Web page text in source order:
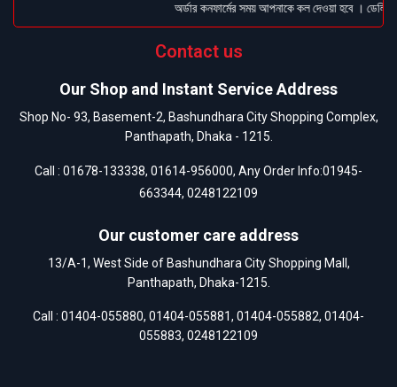
অর্ডার কনফার্মের সময় আপনাকে কল দেওয়া হবে ।
Contact us
Our Shop and Instant Service Address
Shop No- 93, Basement-2, Bashundhara City Shopping Complex,
Panthapath, Dhaka - 1215.
Call : 01678-133338, 01614-956000, Any Order Info:01945-
663344, 0248122109
Our customer care address
13/A-1, West Side of Bashundhara City Shopping Mall,
Panthapath, Dhaka-1215.
Call : 01404-055880, 01404-055881, 01404-055882, 01404-
055883, 0248122109